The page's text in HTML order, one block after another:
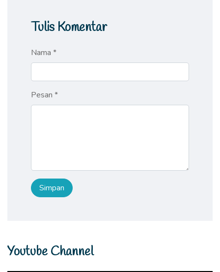
Tulis Komentar
Nama *
Pesan *
Youtube Channel